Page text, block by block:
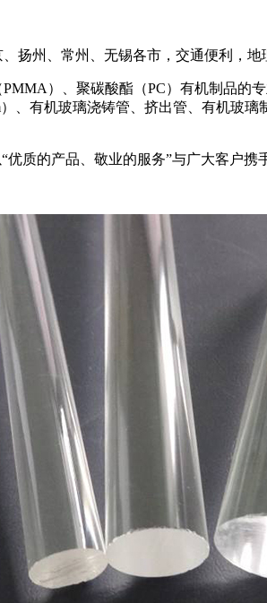
扬州、常州、无锡各市，交通便利，地
）、聚碳酸酯（PC）有机制品的
、有机玻璃浇铸管、挤出管、有机玻
质的产品、敬业的服务”与广大客户携